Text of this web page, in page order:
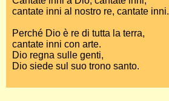
cantate inni al nostro re, cantate inni.
Perché Dio è re di tutta la terra,
cantate inni con arte.
Dio regna sulle genti,
Dio siede sul suo trono santo.